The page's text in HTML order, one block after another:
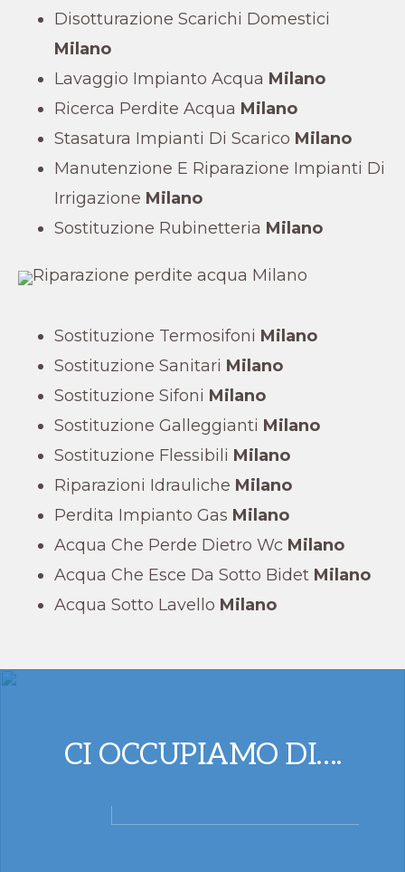
Disotturazione Scarichi Domestici
Milano
Lavaggio Impianto Acqua Milano
Ricerca Perdite Acqua Milano
Stasatura Impianti Di Scarico Milano
Manutenzione E Riparazione Impianti Di
Irrigazione Milano
Sostituzione Rubinetteria Milano
Sostituzione Termosifoni Milano
Sostituzione Sanitari Milano
Sostituzione Sifoni Milano
Sostituzione Galleggianti Milano
Sostituzione Flessibili Milano
Riparazioni Idrauliche Milano
Perdita Impianto Gas Milano
Acqua Che Perde Dietro Wc Milano
Acqua Che Esce Da Sotto BidetMilano
Acqua Sotto Lavello Milano
CI OCCUPIAMO DI….